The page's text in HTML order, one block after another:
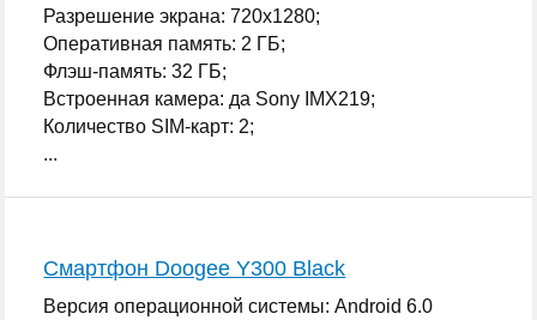
Разрешение экрана: 720x1280;
Оперативная память: 2 ГБ;
Флэш-память: 32 ГБ;
Встроенная камера: да Sony IMX219;
Количество SIM-карт: 2;
...
Смартфон Doogee Y300 Black
Версия операционной системы: Android 6.0